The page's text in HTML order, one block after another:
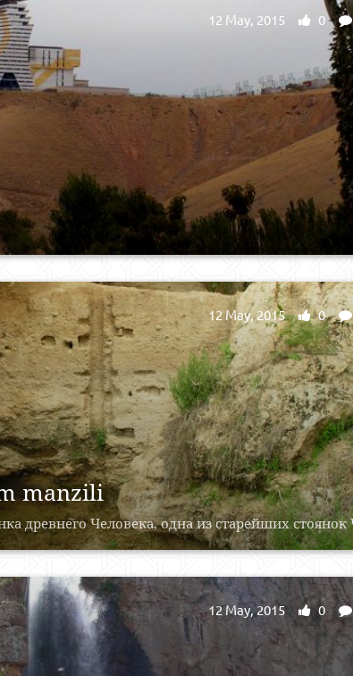
12 May, 2015 0
manzili
древнего Человека, одна из старейших стоянок
12 May, 2015 0
12 May, 2015 0